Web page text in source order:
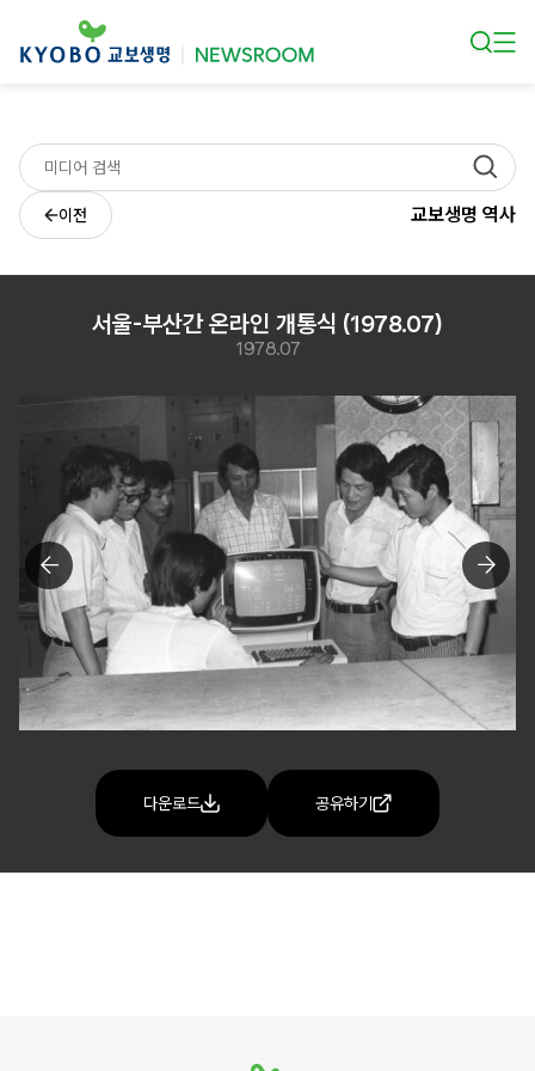
이전 교보생명 역사
서울-부산간 온라인 개통식 (1978.07)
1978.07
다운로드 공유하기